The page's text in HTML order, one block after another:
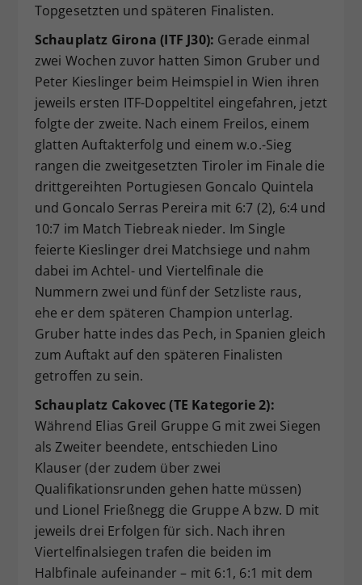
Topgesetzten und späteren Finalisten.
Schauplatz Girona (ITF J30): Gerade einmal
zwei Wochen zuvor hatten Simon Gruber und
Peter Kieslinger beim Heimspiel in Wien ihren
jeweils ersten ITF-Doppeltitel eingefahren, jetzt
folgte der zweite. Nach einem Freilos, einem
glatten Auftakterfolg und einem w.o.-Sieg
rangen die zweitgesetzten Tiroler im Finale die
drittgereihten Portugiesen Goncalo Quintela
und Goncalo Serras Pereira mit 6:7 (2), 6:4 und
10:7 im Match Tiebreak nieder. Im Single
feierte Kieslinger drei Matchsiege und nahm
dabei im Achtel- und Viertelfinale die
Nummern zwei und fünf der Setzliste raus,
ehe er dem späteren Champion unterlag.
Gruber hatte indes das Pech, in Spanien gleich
zum Auftakt auf den späteren Finalisten
getroffen zu sein.
Schauplatz Cakovec (TE Kategorie 2):
Während Elias Greil Gruppe G mit zwei Siegen
als Zweiter beendete, entschieden Lino
Klauser (der zudem über zwei
Qualifikationsrunden gehen hatte müssen)
und Lionel Frießnegg die Gruppe A bzw. D mit
jeweils drei Erfolgen für sich. Nach ihren
Viertelfinalsiegen trafen die beiden im
Halbfinale aufeinander – mit 6:1, 6:1 mit dem